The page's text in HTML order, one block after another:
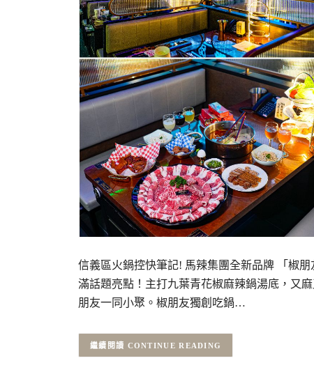
信義區火鍋控快筆記! 馬辣集團全新品牌 「椒
滿話題亮點！主打九葉青花椒麻辣鍋湯底，又
朋友一同小聚。椒朋友獨創吃鍋…
CONTINUE READING